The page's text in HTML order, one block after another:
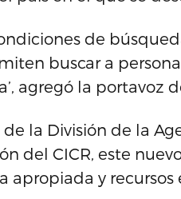
de
buscar a
agregó la portavoz
la División de la
del CICR, este
y recursos